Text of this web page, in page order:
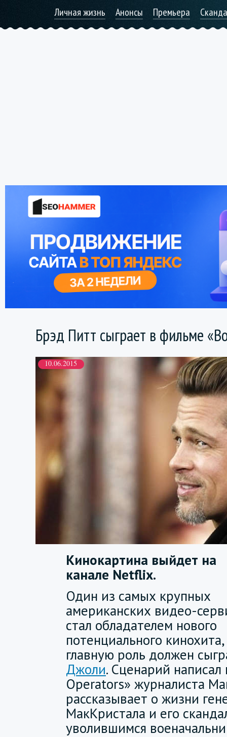
Личная жизнь Анонсы Премьера
Брэд Питт сыграет в фильме
10.06.2015
Кинокартина выйдет на
канале Netflix.
Один из самых крупных
американских видео-
стал обладателем нового
потенциального
главную роль должен
Джоли. Сценарий написал
Operators» журналиста
рассказывает о жизни
МакКристала и его
уволившимся